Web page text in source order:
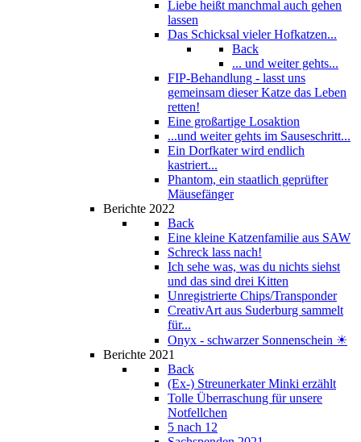
Liebe heißt manchmal auch gehen
lassen
Das Schicksal vieler Hofkatzen...
Back
... und weiter gehts...
FIP-Behandlung - lasst uns
gemeinsam dieser Katze das Leben
retten!
Eine großartige Losaktion
...und weiter gehts im Sauseschritt...
Ein Dorfkater wird endlich
kastriert...
Phantom, ein staatlich geprüfter
Mäusefänger
Berichte 2022
Back
Eine kleine Katzenfamilie aus SAW
Schreck lass nach!
Ich sehe was, was du nichts siehst
und das sind drei Kitten
Unregistrierte Chips/Transponder
CreativArt aus Suderburg sammelt
für...
Onyx - schwarzer Sonnenschein ☀
Berichte 2021
Back
(Ex-) Streunerkater Minki erzählt
Tolle Überraschung für unsere
Notfellchen
5 nach 12